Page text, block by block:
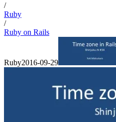
/
Ruby
/
Ruby on Rails
Ruby2016-09-29